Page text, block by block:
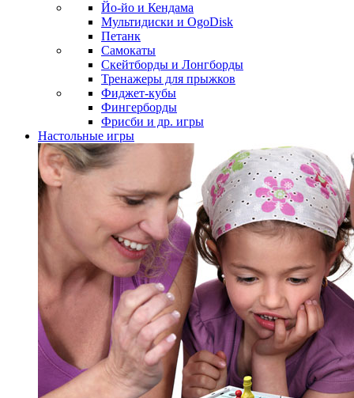
Йо-йо и Кендама
Мультидиски и OgoDisk
Петанк
Самокаты
Скейтборды и Лонгборды
Тренажеры для прыжков
Фиджет-кубы
Фингерборды
Фрисби и др. игры
Настольные игры